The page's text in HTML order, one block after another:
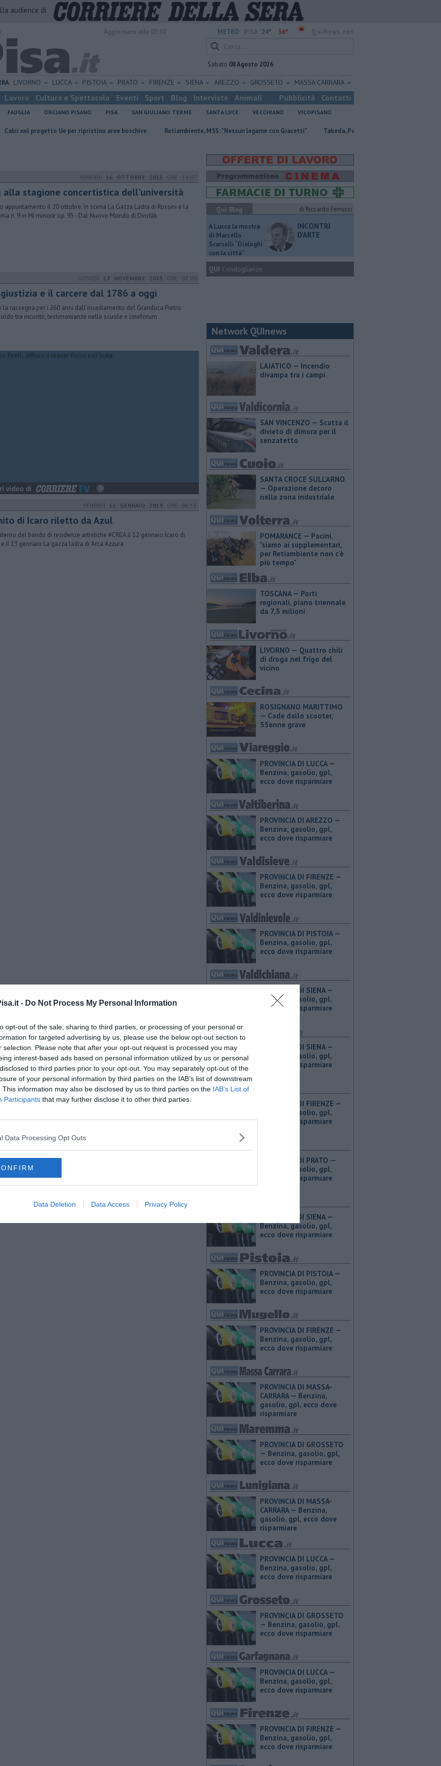
- Do Not Process My Personal Information
opt-out of the sale, sharing to third parties, or processing of your personal or
for targeted advertising by us, please use the below opt-out section to
selection. Please note that after your opt-out request is processed you may
interest-based ads based on personal information utilized by us or personal
to third parties prior to your opt-out. You may separately opt-out of the
of your personal information by third parties on the IAB’s list of downstream
This information may also be disclosed by us to third parties on the IAB’s List of
Participants that may further disclose it to other third parties.
Data Processing Opt Outs
Data Deletion Data Access Privacy Policy
audience di
METEO: 24° 36°
Sabato 08 Agosto 2026
LIVORNO LUCCA PISTOIA PRATO FIRENZE SIENA AREZZO GROSSETO MASSA CARRARA
Lavoro Cultura e Spettacolo Eventi Sport Blog Interviste Animali Pubblicità Contatti
FAUGLIA ORCIANO PISANO PISA SAN GIULIANO TERME SANTA LUCE VECCHIANO VICOPISANO
Ue per ripristino aree boschive Retiambiente, M5S: "Nessun legame con Giacetti" Takeda, Pasqualino, "Il dialogo deve continuare"
VENERDÌ 16 OTTOBRE 2015 ORE 14:07
alla stagione concertistica dell'università
appuntamento il 20 ottobre. In scena La Gazza Ladra di Rossini e la
n. 9 in Mi minore op. 95 - Dal Nuovo Mondo di Dvořàk
GIOVEDÌ 13 NOVEMBRE 2025 ORE 07:00
e il carcere dal 1786 a oggi
la rassegna per i 260 anni dall’insediamento del Granduca Pietro
tra incontri, testimonianze nelle scuole e cineforum
VENERDÌ 11 GENNAIO 2019 ORE 06:55
di Icaro riletto da Azul
del bando di residenze artistiche #CREA il 12 gennaio Icaro di
il 13 gennaio La gazza ladra di Arca Azzura
Qui Blog di Riccardo Ferrucci
A Lucca la mostra
di Marcello
Scarselli “Dialoghi
con la città"
INCONTRI
D'ARTE
QUI Condoglianze
Network QUInews
LAJATICO — Incendio
divampa tra i campi
SAN VINCENZO — Scatta il
divieto di dimora per il
senzatetto
SANTA CROCE SULL'ARNO
— Operazione decoro
nella zona industriale
POMARANCE — Pacini,
"siamo ai supplementari,
per Retiambiente non c'è
più tempo"
TOSCANA — Porti
regionali, piano triennale
da 7,5 milioni
LIVORNO — Quattro chili
di droga nel frigo del
vicino
ROSIGNANO MARITTIMO
— Cade dallo scooter,
55enne grave
PROVINCIA DI LUCCA — ​
Benzina, gasolio, gpl,
ecco dove risparmiare
PROVINCIA DI AREZZO — ​
Benzina, gasolio, gpl,
ecco dove risparmiare
PROVINCIA DI FIRENZE — ​
Benzina, gasolio, gpl,
ecco dove risparmiare
PROVINCIA DI PISTOIA — ​
Benzina, gasolio, gpl,
ecco dove risparmiare
PROVINCIA DI SIENA — ​
Benzina, gasolio, gpl,
ecco dove risparmiare
PROVINCIA DI SIENA — ​
Benzina, gasolio, gpl,
ecco dove risparmiare
PROVINCIA DI FIRENZE — ​
Benzina, gasolio, gpl,
ecco dove risparmiare
PROVINCIA DI PRATO — ​
Benzina, gasolio, gpl,
ecco dove risparmiare
PROVINCIA DI SIENA — ​
Benzina, gasolio, gpl,
ecco dove risparmiare
PROVINCIA DI PISTOIA — ​
Benzina, gasolio, gpl,
ecco dove risparmiare
PROVINCIA DI FIRENZE — ​
Benzina, gasolio, gpl,
ecco dove risparmiare
PROVINCIA DI MASSA-
CARRARA — ​Benzina,
gasolio, gpl, ecco dove
risparmiare
PROVINCIA DI GROSSETO
— ​Benzina, gasolio, gpl,
ecco dove risparmiare
PROVINCIA DI MASSA-
CARRARA — ​Benzina,
gasolio, gpl, ecco dove
risparmiare
PROVINCIA DI LUCCA — ​
Benzina, gasolio, gpl,
ecco dove risparmiare
PROVINCIA DI GROSSETO
— ​Benzina, gasolio, gpl,
ecco dove risparmiare
PROVINCIA DI LUCCA — ​
Benzina, gasolio, gpl,
ecco dove risparmiare
PROVINCIA DI FIRENZE — ​
Benzina, gasolio, gpl,
ecco dove risparmiare